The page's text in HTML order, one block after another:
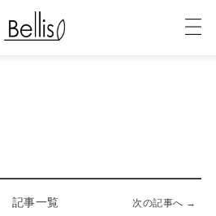
記事一覧 次の記事へ →